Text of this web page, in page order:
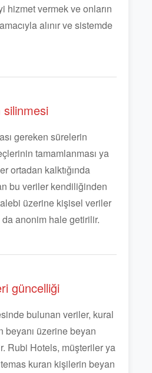
hizmet vermek ve onların
alınır ve sistemde
silinmesi
gereken sürelerin
tamamlanması ya
ortadan kalktığında
bu veriler kendiliğinden
üzerine kişisel veriler
anonim hale getirilir.
güncelliği
bulunan veriler, kural
üzerine beyan
Rubi Hotels, müşteriler ya
kuran kişilerin beyan